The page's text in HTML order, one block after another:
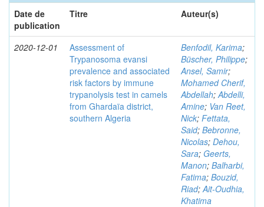
Date de
publication
Titre Auteur(s)
2020-12-01
Assessment of
Trypanosoma evansi
prevalence and associated
risk factors by immune
trypanolysis test in camels
from Ghardaïa district,
southern Algeria
Benfodil, Karima;
Büscher, Philippe;
Ansel, Samir;
Mohamed Cherif,
Abdellah;Abdelli,
Amine; Van Reet,
Nick; Fettata,
Said; Bebronne,
Nicolas; Dehou,
Sara; Geerts,
Manon; Balharbi,
Fatima; Bouzid,
Riad;Ait-Oudhia,
Khatima